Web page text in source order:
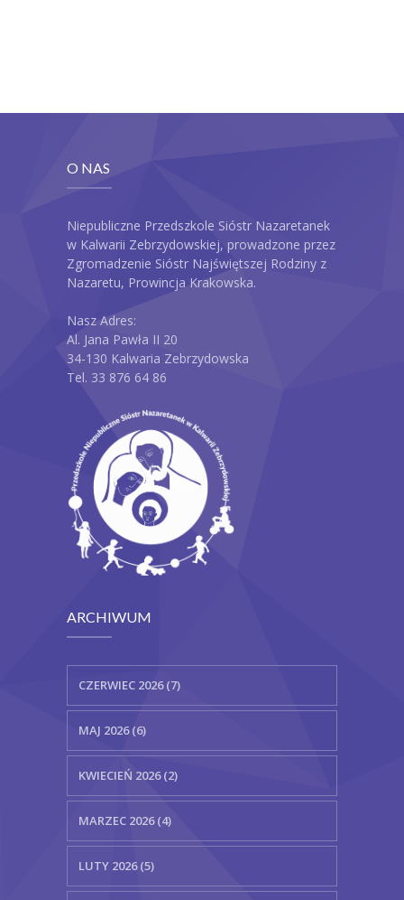
-- Grupa 4-latków
-- Grupa 5-latków
-- Grupa 6-latków
Dla Rodziców
-- E-Lizak
-- Rekrutacja
-- Jadłospis
-- Opłaty
-- Do pobrania
Nazaretanki
O NAS
Niepubliczne Przedszkole Sióstr Nazaretanek
w Kalwarii Zebrzydowskiej, prowadzone przez
Zgromadzenie Sióstr Najświętszej Rodziny z
Nazaretu, Prowincja Krakowska.
Nasz Adres:
Al. Jana Pawła II 20
34-130 Kalwaria Zebrzydowska
Tel. 33 876 64 86
ARCHIWUM
CZERWIEC 2026 (7)
MAJ 2026 (6)
KWIECIEŃ 2026 (2)
MARZEC 2026 (4)
LUTY 2026 (5)